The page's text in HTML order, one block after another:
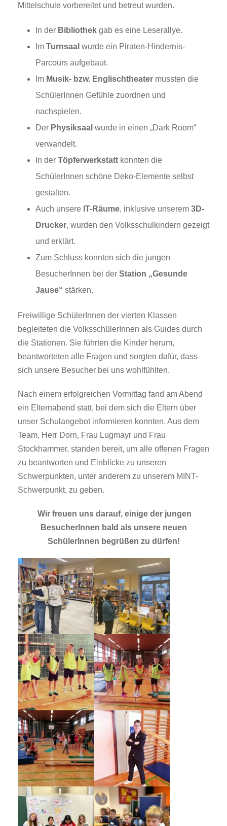
Mittelschule vorbereitet und betreut wurden.
In der Bibliothek gab es eine Leserallye.
Im Turnsaal wurde ein Piraten-Hindernis-
Parcours aufgebaut.
Im Musik- bzw. Englischtheater mussten die
SchülerInnen Gefühle zuordnen und
nachspielen.
Der Physiksaal wurde in einen „Dark Room“
verwandelt.
In der Töpferwerkstatt konnten die
SchülerInnen schöne Deko-Elemente selbst
gestalten.
Auch unsere IT-Räume, inklusive unserem 3D-
Drucker, wurden den Volksschulkindern gezeigt
und erklärt.
Zum Schluss konnten sich die jungen
BesucherInnen bei der Station „Gesunde
Jause“ stärken.
Freiwillige SchülerInnen der vierten Klassen
begleiteten die VolksschülerInnen als Guides durch
die Stationen. Sie führten die Kinder herum,
beantworteten alle Fragen und sorgten dafür, dass
sich unsere Besucher bei uns wohlfühlten.
Nach einem erfolgreichen Vormittag fand am Abend
ein Elternabend statt, bei dem sich die Eltern über
unser Schulangebot informieren konnten. Aus dem
Team, Herr Dorn, Frau Lugmayr und Frau
Stockhammer, standen bereit, um alle offenen Fragen
zu beantworten und Einblicke zu unseren
Schwerpunkten, unter anderem zu unserem MINT-
Schwerpunkt, zu geben.
Wir freuen uns darauf, einige der jungen
BesucherInnen bald als unsere neuen
SchülerInnen begrüßen zu dürfen!